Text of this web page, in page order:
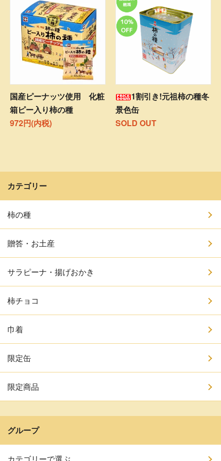
国産ピーナッツ使用 化粧
箱ピー入り柿の種
972円(内税)
1割引き!元祖柿の種冬
景色缶
SOLD OUT
カテゴリー
柿の種
贈答・お土産
サラピーナ・揚げおかき
柿チョコ
巾着
限定缶
限定商品
グループ